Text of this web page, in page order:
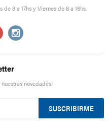
8 a 17hs y Viernes de 8 a 16hs.

novedades!
SUSCRIBIRME